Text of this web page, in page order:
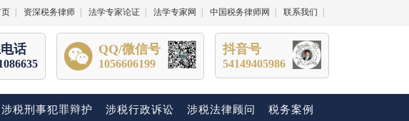
资深税务律师 法学专家论证 法学专家网 中国税务律师网 联系我们
话 QQ/微信号
1056606199
抖音号
54149405986
涉税刑事犯罪辩护 涉税行政诉讼 涉税法律顾问 税务案例